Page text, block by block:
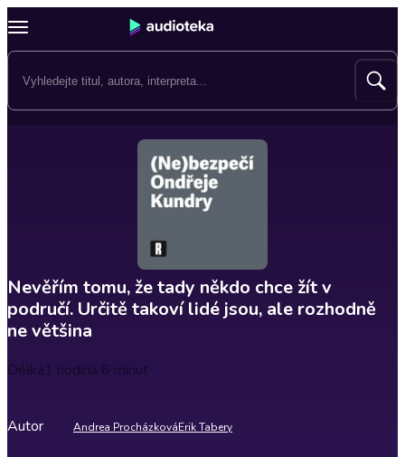
Nevěřím tomu, že tady někdo chce žít v
područí. Určitě takoví lidé jsou, ale rozhodně
ne většina
Délka1 hodina 6 minut
Autor Andrea ProcházkováErik Tabery